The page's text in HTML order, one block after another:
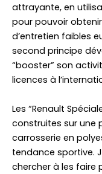
attrayante, en
pour pouvoir
d’entretien faibles
second principe
“booster” son
licences à
Les “Renault
construites sur une
carrosserie en
tendance sportive.
chercher à les faire